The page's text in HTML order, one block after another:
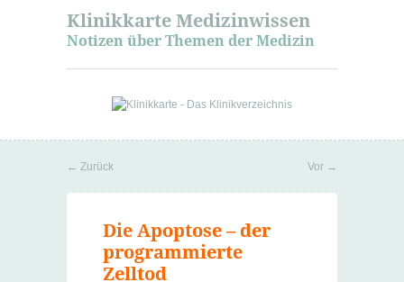
Klinikkarte Medizinwissen
Notizen über Themen der Medizin
← Zurück Vor →
Die Apoptose – der
programmierte
Zelltod